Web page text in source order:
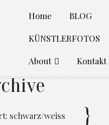
Home BLOG
KÜNSTLERFOTOS
About Kontakt
schwarz/weiss